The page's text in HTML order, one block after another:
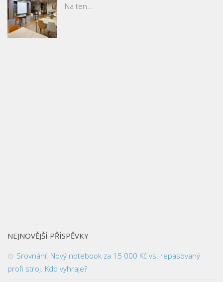
Na ten…
NEJNOVĚJŠÍ PŘÍSPĚVKY
Srovnání: Nový notebook za 15 000 Kč vs. repasovaný
profi stroj. Kdo vyhraje?